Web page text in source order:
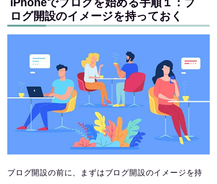
ログ開設のイメージを持っておく
ブログ開設の前に、まずはブログ開設のイメージを持